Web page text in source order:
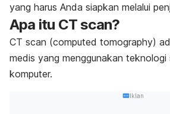
yang harus Anda siapkan melalui
Apa itu CT scan?
CT scan (computed tomography)
medis yang menggunakan teknologi
komputer.
Iklan